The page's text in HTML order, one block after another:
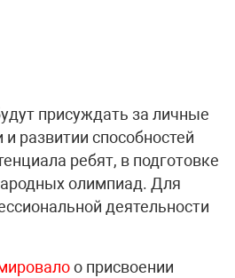
присуждать за личные
развитии способностей
ребят, в подготовке
олимпиад. Для
деятельности
о присвоении